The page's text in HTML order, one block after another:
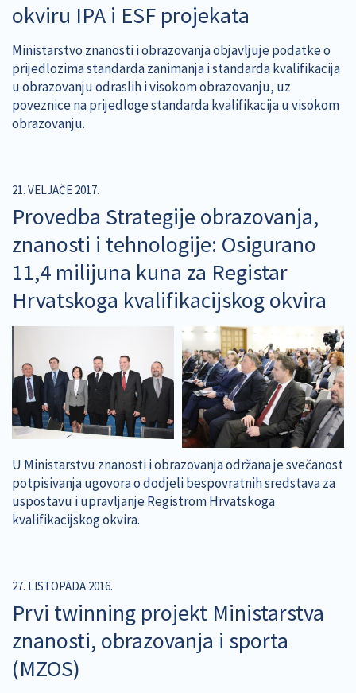
okviru IPA i ESF projekata
Ministarstvo znanosti i obrazovanja objavljuje podatke o
prijedlozima standarda zanimanja i standarda kvalifikacija
u obrazovanju odraslih i visokom obrazovanju, uz
poveznice na prijedloge standarda kvalifikacija u visokom
obrazovanju.
21. VELJAČE 2017.
Provedba Strategije obrazovanja,
znanosti i tehnologije: Osigurano
11,4 milijuna kuna za Registar
Hrvatskoga kvalifikacijskog okvira
U Ministarstvu znanosti i obrazovanja održana je svečanost
potpisivanja ugovora o dodjeli bespovratnih sredstava za
uspostavu i upravljanje Registrom Hrvatskoga
kvalifikacijskog okvira.
27. LISTOPADA 2016.
Prvi twinning projekt Ministarstva
znanosti, obrazovanja i sporta
(MZOS)